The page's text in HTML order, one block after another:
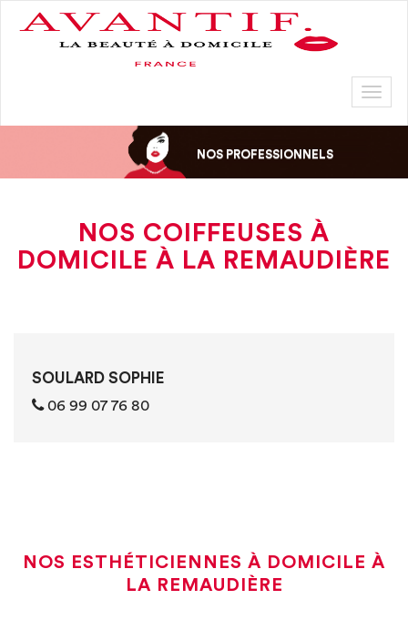
NOS PROFESSIONNELS
NOS COIFFEUSES À
DOMICILE À LA REMAUDIÈRE
SOULARD SOPHIE
06 99 07 76 80
NOS ESTHÉTICIENNES À DOMICILE À
LA REMAUDIÈRE